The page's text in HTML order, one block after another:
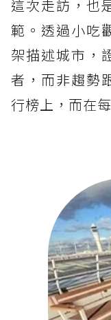
這次走訪，也
範。透過小吃
架描述城市，
者，而非趨勢
行榜上，而在